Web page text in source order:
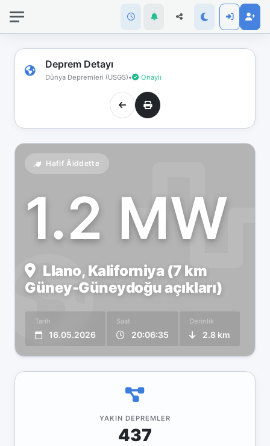
Deprem Detayı
Dünya Depremleri (USGS)• Onaylı
Hafif Åiddette
1.2 MW
Llano, Kaliforniya (7 km
Güney-Güneydoğu açıkları)
Tarih
16.05.2026
Saat
20:06:35
Derinlik
2.8 km
YAKIN DEPREMLER
437
bağlantınız
koptu!
Çevrimdışı
moddasınız.